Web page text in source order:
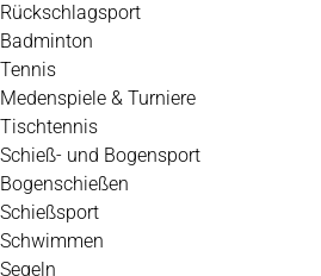
Rückschlagsport
Badminton
Tennis
Medenspiele & Turniere
Tischtennis
Schieß- und Bogensport
Bogenschießen
Schießsport
Schwimmen
Segeln